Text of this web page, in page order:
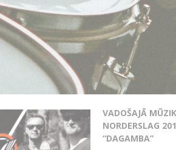
VADOŠAJĀ
NORDERSLAG
“DAGAMBA”